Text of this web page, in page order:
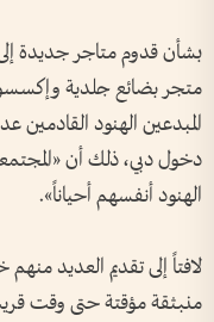
بشأن قدوم متاجر جديدة
متجر بضائع جلدية
المبدعين الهنود
دخول دبي، ذلك أن
الهنود أنفسهم أحياناً».
لافتاً إلى تقديم العديد
منبثقة مؤقتة حتى وقت